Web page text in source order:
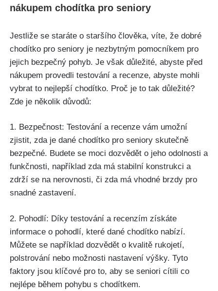
nákupem ​chodítka pro seniory
Jestliže se staráte o staršího člověka, víte, že dobré
chodítko pro‌ seniory je‌ nezbytným pomocníkem ⁤pro⁤
jejich bezpečný‌ pohyb. Je však‌ důležité, abyste před
nákupem provedli⁣ testování ⁢a recenze,‍ abyste mohli
⁣vybrat to nejlepší​ chodítko. Proč⁢ je to tak důležité?
Zde ‍je několik důvodů:
1. Bezpečnost: Testování ​a recenze vám‍ umožní
zjistit, zda je dané‍ chodítko‍ pro seniory skutečně
bezpečné. Budete se moci dozvědět o jeho odolnosti a
funkčnosti, například zda má stabilní konstrukci ‍a
zdrží se na ⁢nerovnosti, či zda má vhodné brzdy pro
snadné zastavení.
2. ‌Pohodlí: Díky ​testování⁤ a recenzím získáte
informace o pohodlí, které dané chodítko ⁢nabízí.​
Můžete se například dozvědět o kvalitě rukojetí,
polstrování ⁣nebo ‍možnosti nastavení výšky. Tyto
⁣faktory jsou klíčové pro to, aby se seniori cítili co
nejlépe během pohybu⁤ s chodítkem.